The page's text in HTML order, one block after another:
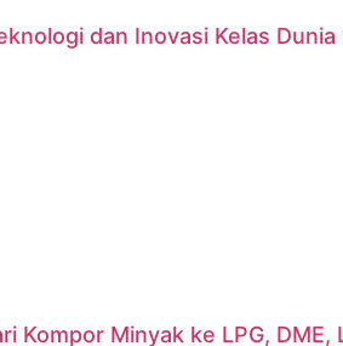
dan Inovasi Kelas
Kompor Minyak ke LPG,